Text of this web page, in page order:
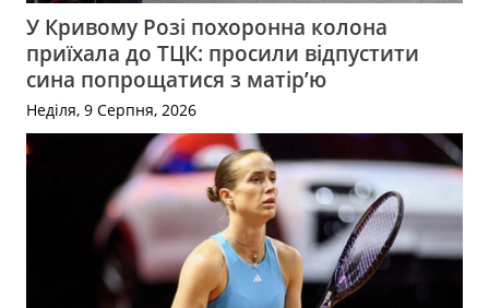
У Кривому Розі похоронна колона
приїхала до ТЦК: просили відпустити
сина попрощатися з матір’ю
Неділя, 9 Серпня, 2026